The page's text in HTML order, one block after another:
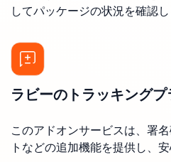
してパッケージの状況を確認し
ラビーのトラッキングプ
このアドオンサービスは、署
トなどの追加機能を提供し、